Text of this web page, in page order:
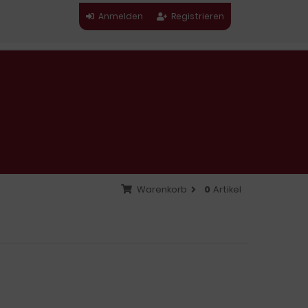
Registrieren
Anmelden
Warenkorb 0 Artikel